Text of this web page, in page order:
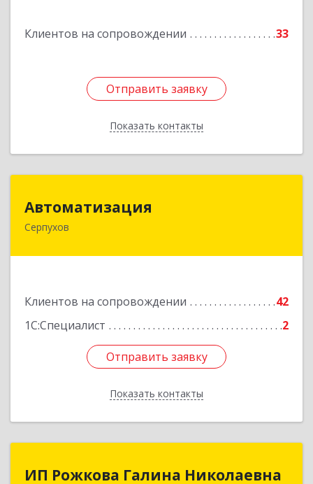
Клиентов на сопровождении 33
Отправить заявку
Показать контакты
Подробнее
Отправить заявку
Назад
Автоматизация
Серпухов
Клиентов на сопровождении
42
1С:Специалист
2
Отправить заявку
Показать контакты
Отправить заявку
Назад
ИП Рожкова Галина Николаевна